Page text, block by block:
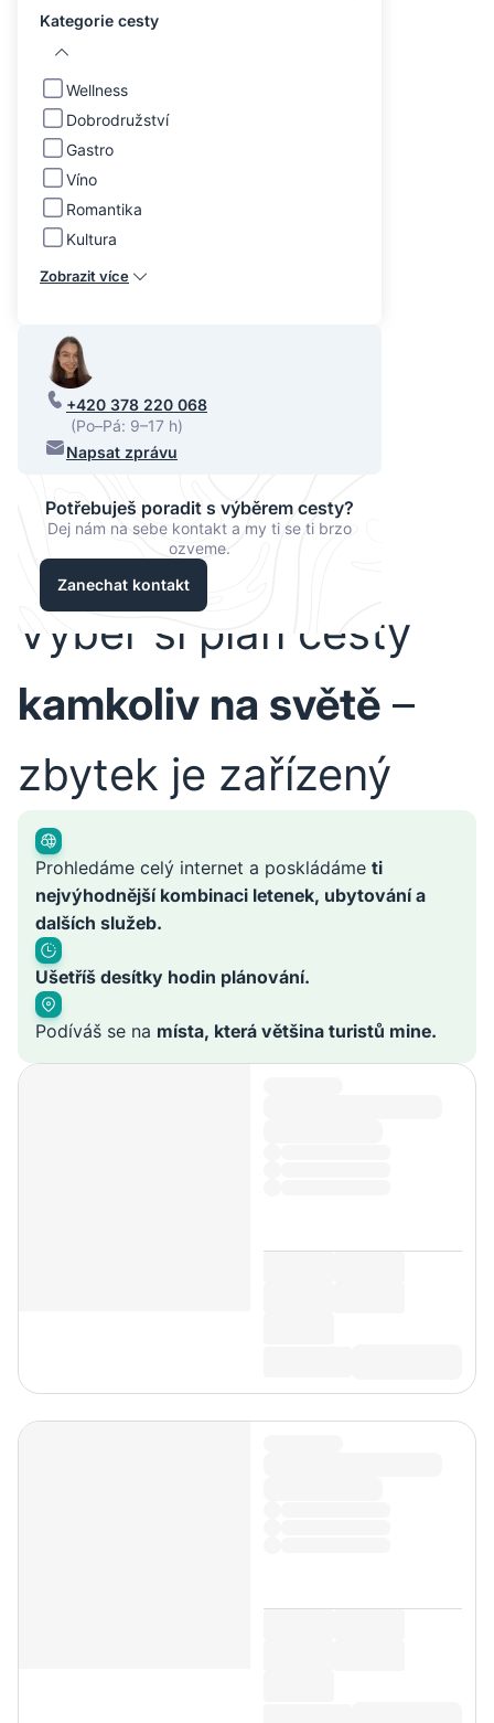
Kategorie cesty
Wellness
Dobrodružství
Gastro
Víno
Romantika
Kultura
Zobrazit více
+420 378 220 068
(Po–Pá: 9–17 h)
Napsat zprávu
Potřebuješ poradit s výběrem cesty?
Dej nám na sebe kontakt a my ti se ti brzo
ozveme.
Zanechat kontakt
Vyber si plán cesty
kamkoliv na světě –
zbytek je zařízený
Prohledáme celý internet a poskládáme ti
nejvýhodnější kombinaci letenek, ubytování a
dalších služeb.
Ušetříš desítky hodin plánování.
Podíváš se na místa, která většina turistů mine.